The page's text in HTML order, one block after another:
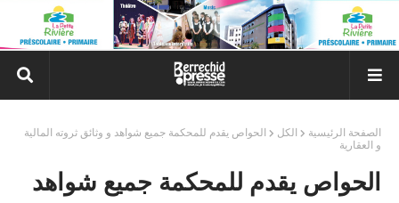
الصفحة الرئيسية الكل
الحواص يقدم للمحكمة جميع شواهد و وثائق ثروته المالية
و العقارية
الحواص يقدم للمحكمة جميع شواهد